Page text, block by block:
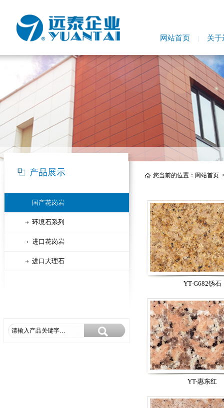
网站首页 关于
产品展示
国产花岗岩
环境石系列
进口花岗岩
进口大理石
您当前的位置： 网站首页
YT-G682锈石
YT-惠东红